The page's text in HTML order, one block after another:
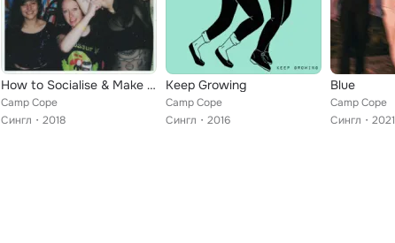
How to Socialise & Make Friends
Camp Cope
Сингл
2018
Keep Growing
Camp Cope
Сингл
2016
Blue
Camp Cope
Сингл
2021